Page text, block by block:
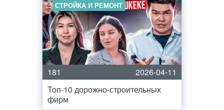
СТРОЙКА И РЕМОНТ
181
2026-04-11
Топ-10 дорожно-строительных
фирм